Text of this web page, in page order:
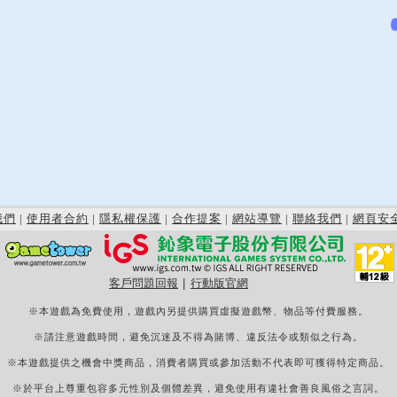
們 | 使用者合約 | 隱私權保護 | 合作提案 | 網站導覽 | 聯絡我們 | 網頁安
客戶問題回報 行動版官網
※本遊戲為免費使用，遊戲內另提供購買虛擬遊戲幣、物品等付費服務。
※請注意遊戲時間，避免沉迷及不得為賭博、違反法令或類似之行為。
※本遊戲提供之機會中獎商品，消費者購買或參加活動不代表即可獲得特定商品。
※於平台上尊重包容多元性別及個體差異，避免使用有違社會善良風俗之言詞。